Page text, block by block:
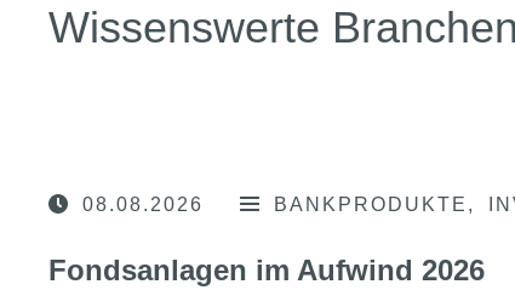
Wissenswerte
08.08.2026 BANKPRODUKTE
Fondsanlagen im Aufwind 2026